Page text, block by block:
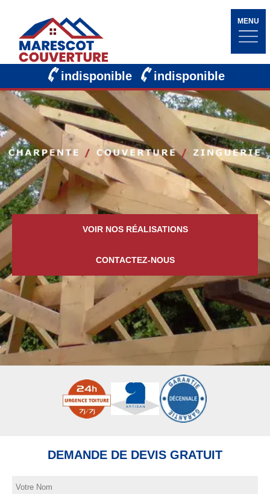
MENU
indisponible indisponible
VOIR NOS RÉALISATIONS
CONTACTEZ-NOUS
DEMANDE DE DEVIS GRATUIT